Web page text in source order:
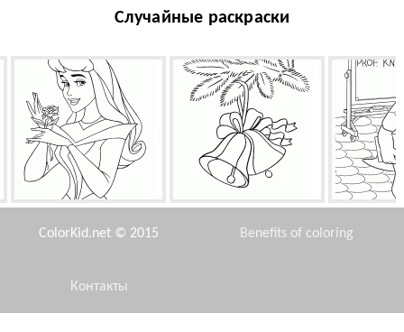
Случайные раскраски
Принцесса Аврора и роза Новый год
ColorKid.net © 2015 Benefits of coloring
Контакты